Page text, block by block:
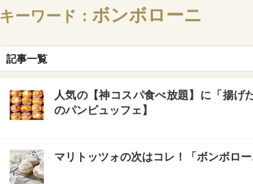
キーワード： ボンボローニ
記事一覧
人気の【神コスパ食べ放題】に「揚げ
のパンビュッフェ】
マリトッツォの次はコレ！「ボンボロ